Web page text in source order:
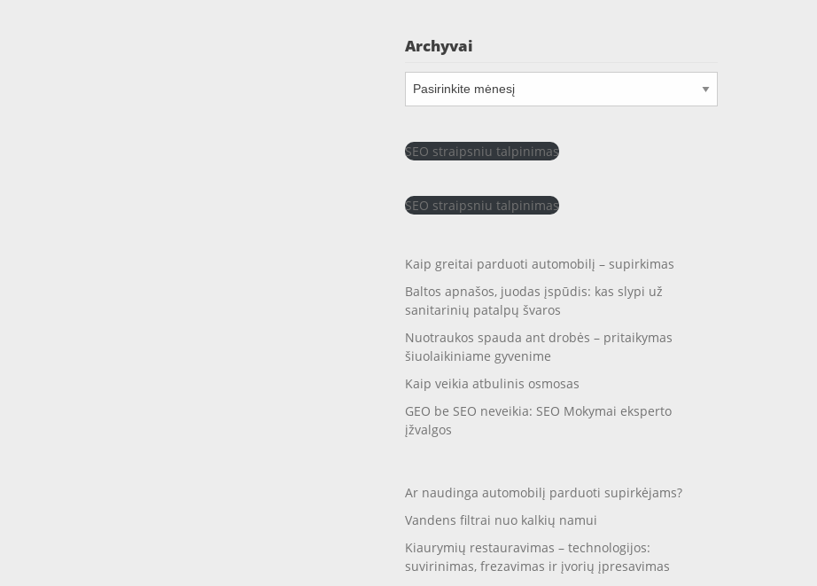
Archyvai
Archyvai
SEO straipsniu talpinimas
SEO straipsniu talpinimas
Kaip greitai parduoti automobilį – supirkimas
Baltos apnašos, juodas įspūdis: kas slypi už
sanitarinių patalpų švaros
Nuotraukos spauda ant drobės – pritaikymas
šiuolaikiniame gyvenime
Kaip veikia atbulinis osmosas
GEO be SEO neveikia: SEO Mokymai eksperto
įžvalgos
Ar naudinga automobilį parduoti supirkėjams?
Vandens filtrai nuo kalkių namui
Kiaurymių restauravimas – technologijos:
suvirinimas, frezavimas ir įvorių įpresavimas